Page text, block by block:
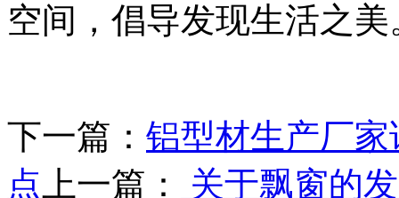
空间，倡导发现生活之美
下一篇： 铝型材生产厂
点 上一篇：
关于飘窗的